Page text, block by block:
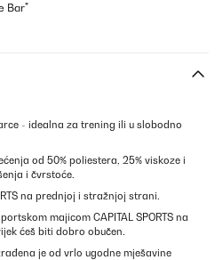
Bar"
- idealna za trening ili u slobodno
od 50% poliestera, 25% viskoze i
i čvrstoće.
na prednjoj i stražnjoj strani.
majicom CAPITAL SPORTS na
ćeš biti dobro obučen.
je od vrlo ugodne mješavine